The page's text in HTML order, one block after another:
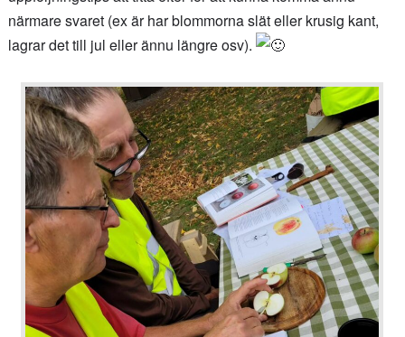
närmare svaret (ex är har blommorna slät eller krusig kant,
lagrar det till jul eller ännu längre osv).